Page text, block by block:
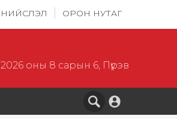
НИЙСЛЭЛ ОРОН НУТАГ
2026 оны 8 сарын 6, Пүрэв